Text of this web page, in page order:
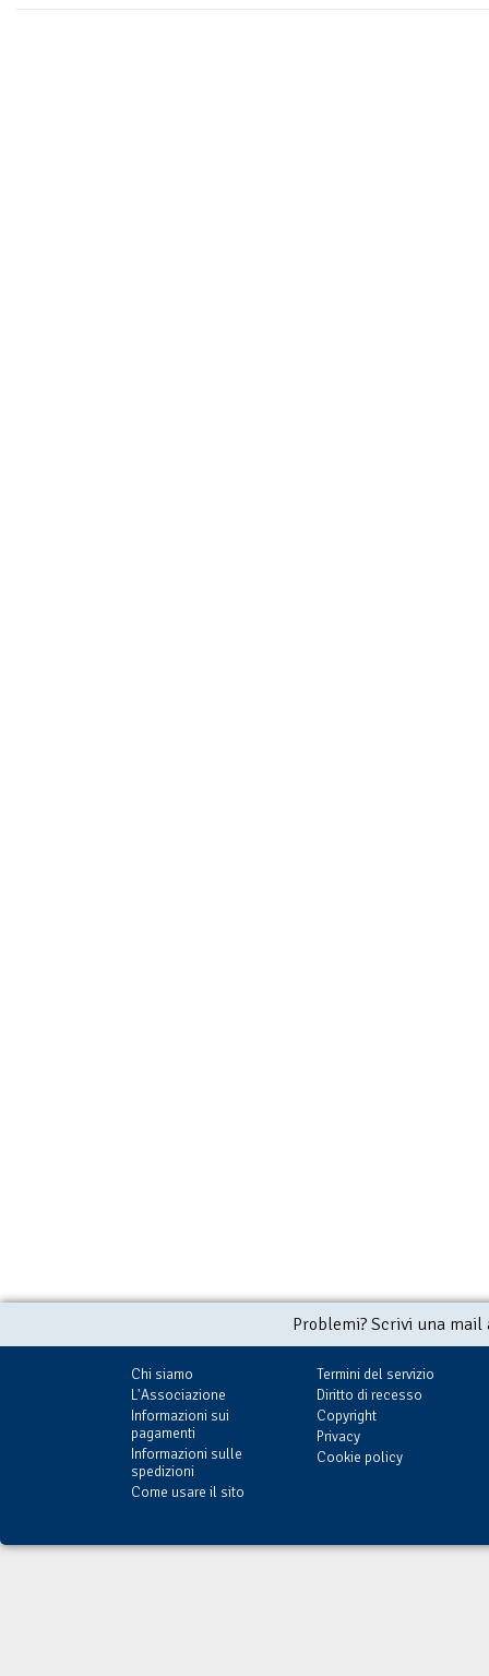
Problemi? Scrivi una
Chi siamo
L'Associazione
Informazioni sui
pagamenti
Informazioni sulle
spedizioni
Come usare il sito
Termini del servizio
Diritto di recesso
Copyright
Privacy
Cookie policy